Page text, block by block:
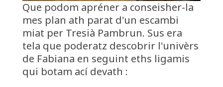
Que podom apréner a conseisher-la
mes plan ath parat d'un escambi
miat per Tresià Pambrun. Sus era
tela que poderatz descobrir l'univèrs
de Fabiana en seguint eths ligamis
qui botam ací devath :